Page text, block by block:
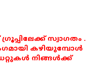
സ്വാഗതം .
കഴിയുമ്പോൾ
നിങ്ങൾക്ക്